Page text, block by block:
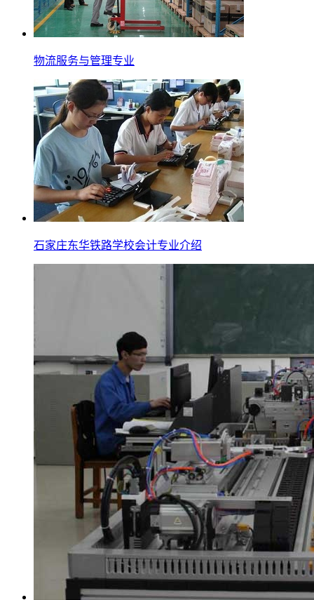
物流服务与管理专业
石家庄东华铁路学校会计专业介绍